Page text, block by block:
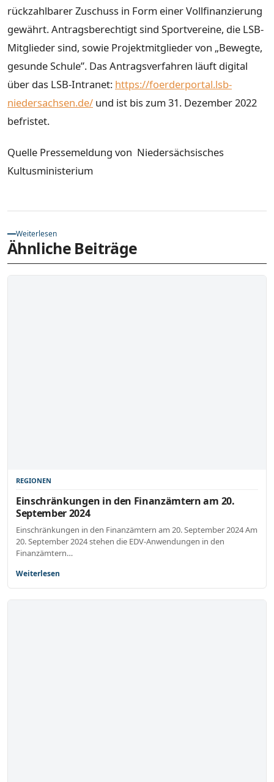
rückzahlbarer Zuschuss in Form einer Vollfinanzierung
gewährt. Antragsberechtigt sind Sportvereine, die LSB-
Mitglieder sind, sowie Projektmitglieder von „Bewegte,
gesunde Schule”. Das Antragsverfahren läuft digital
über das LSB-Intranet: https://foerderportal.lsb-
niedersachsen.de/ und ist bis zum 31. Dezember 2022
befristet.
Quelle Pressemeldung von Niedersächsisches
Kultusministerium
Weiterlesen
Ähnliche Beiträge
REGIONEN
Einschränkungen in den Finanzämtern am 20.
September 2024
Einschränkungen in den Finanzämtern am 20. September 2024 Am
20. September 2024 stehen die EDV-Anwendungen in den
Finanzämtern…
Weiterlesen